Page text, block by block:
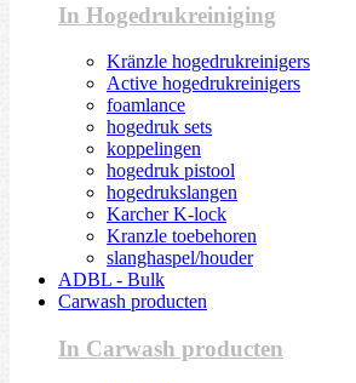
In Hogedrukreiniging
Kränzle hogedrukreinigers
Active hogedrukreinigers
foamlance
hogedruk sets
koppelingen
hogedruk pistool
hogedrukslangen
Karcher K-lock
Kranzle toebehoren
slanghaspel/houder
ADBL - Bulk
Carwash producten
In Carwash producten